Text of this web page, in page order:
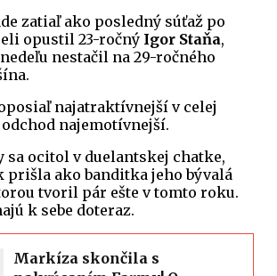
zatiaľ ako posledný súťaž po
opustil 23-ročný Igor Staňa,
nestačil na 29-ročného
najatraktívnejší v celej
najemotívnejší.
sa ocitol v duelantskej chatke,
prišla ako banditka jeho bývalá
tvoril pár ešte v tomto roku.
k sebe doteraz.
Markíza skončila s